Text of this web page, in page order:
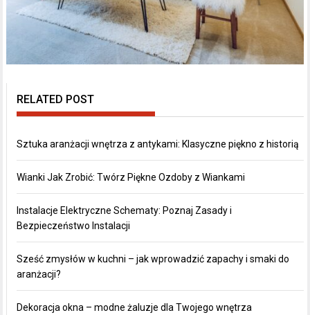
RELATED POST
Sztuka aranżacji wnętrza z antykami: Klasyczne piękno z historią
Wianki Jak Zrobić: Twórz Piękne Ozdoby z Wiankami
Instalacje Elektryczne Schematy: Poznaj Zasady i
Bezpieczeństwo Instalacji
Sześć zmysłów w kuchni – jak wprowadzić zapachy i smaki do
aranżacji?
Dekoracja okna – modne żaluzje dla Twojego wnętrza